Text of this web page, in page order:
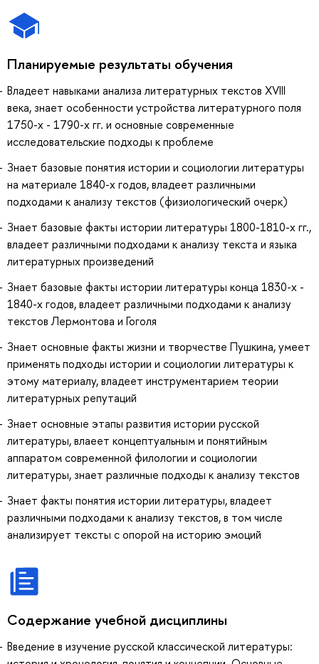
Планируемые результаты обучения
Владеет навыками анализа литературных текстов XVIII
века, знает особенности устройства литературного поля
1750-х - 1790-х гг. и основные современные
исследовательские подходы к проблеме
Знает базовые понятия истории и социологии литературы
на материале 1840-х годов, владеет различными
подходами к анализу текстов (физиологический очерк)
Знает базовые факты истории литературы 1800-1810-х гг.,
владеет различными подходами к анализу текста и языка
литературных произведений
Знает базовые факты истории литературы конца 1830-х -
1840-х годов, владеет различными подходами к анализу
текстов Лермонтова и Гоголя
Знает основные факты жизни и творчестве Пушкина, умеет
применять подходы истории и социологии литературы к
этому материалу, владеет инструментарием теории
литературных репутаций
Знает основные этапы развития истории русской
литературы, влаеет концептуальным и понятийным
аппаратом современной филологии и социологии
литературы, знает различные подходы к анализу текстов
Знает факты понятия истории литературы, владеет
различными подходами к анализу текстов, в том числе
анализирует тексты с опорой на историю эмоций
Содержание учебной дисциплины
Введение в изучение русской классической литературы: